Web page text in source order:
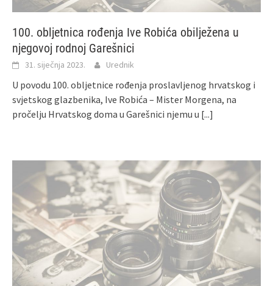
100. obljetnica rođenja Ive Robića obilježena u
njegovoj rodnoj Garešnici
31. siječnja 2023. Urednik
U povodu 100. obljetnice rođenja proslavljenog hrvatskog i
svjetskog glazbenika, Ive Robića – Mister Morgena, na
pročelju Hrvatskog doma u Garešnici njemu u [...]